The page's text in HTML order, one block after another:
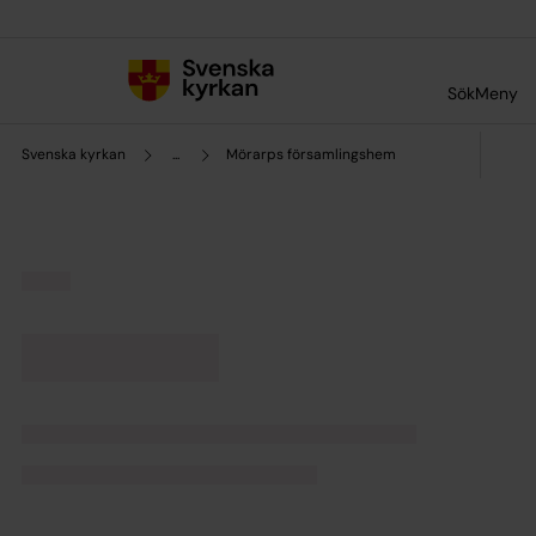
SökMeny
Svenska kyrkan ... Mörarps församlingshem